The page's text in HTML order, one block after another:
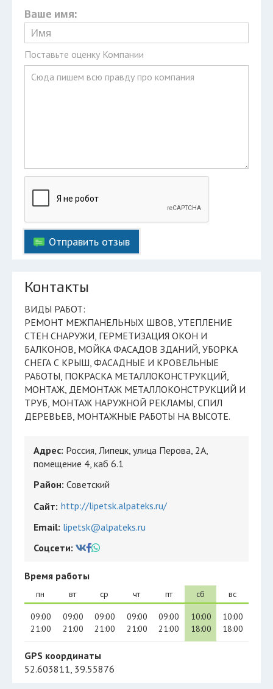
Ваше имя:
Поставьте оценку Компании
Отправить отзыв
Контакты
ВИДЫ РАБОТ:
РЕМОНТ МЕЖПАНЕЛЬНЫХ ШВОВ, УТЕПЛЕНИЕ
СТЕН СНАРУЖИ, ГЕРМЕТИЗАЦИЯ ОКОН И
БАЛКОНОВ, МОЙКА ФАСАДОВ ЗДАНИЙ, УБОРКА
СНЕГА С КРЫШ, ФАСАДНЫЕ И КРОВЕЛЬНЫЕ
РАБОТЫ, ПОКРАСКА МЕТАЛЛОКОНСТРУКЦИЙ,
МОНТАЖ, ДЕМОНТАЖ МЕТАЛЛОКОНСТРУКЦИЙ И
ТРУБ, МОНТАЖ НАРУЖНОЙ РЕКЛАМЫ, СПИЛ
ДЕРЕВЬЕВ, МОНТАЖНЫЕ РАБОТЫ НА ВЫСОТЕ.
Адрес: Россия, Липецк, улица Перова, 2А,
помещение 4, каб 6.1
Район: Советский
Сайт: http://lipetsk.alpateks.ru/
Email: lipetsk@alpateks.ru
Соцсети:
Время работы
пн
09:00
21:00
вт
09:00
21:00
ср
09:00
21:00
чт
09:00
21:00
пт
09:00
21:00
сб
10:00
18:00
вс
10:00
18:00
GPS координаты
52.603811, 39.55876